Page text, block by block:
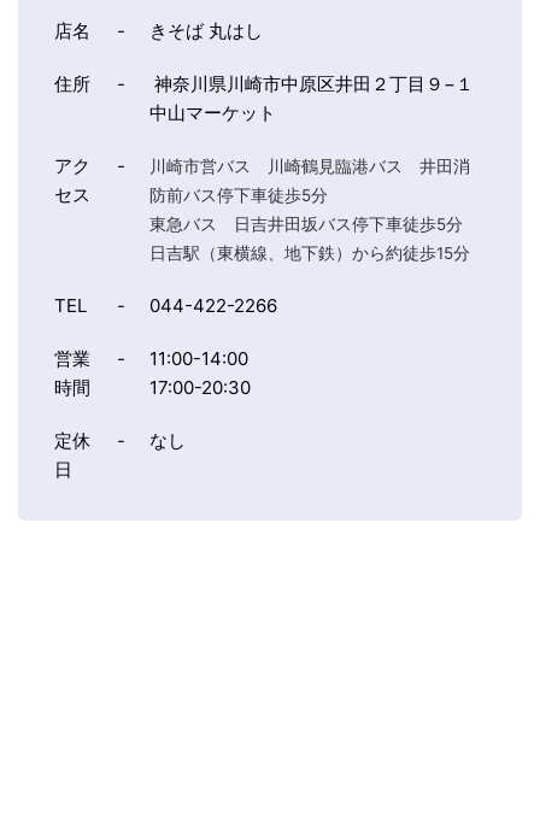
店名 - きそば 丸はし
住所 -
神奈川県川崎市中原区井田２丁目９−１
中山マーケット
アク
セス
-
川崎市営バス 川崎鶴見臨港バス 井田消
防前バス停下車徒歩5分
東急バス 日吉井田坂バス停下車徒歩5分
日吉駅（東横線、地下鉄）から約徒歩15分
TEL - 044-422-2266
営業
時間
-
11:00-14:00
17:00-20:30
定休
日
- なし